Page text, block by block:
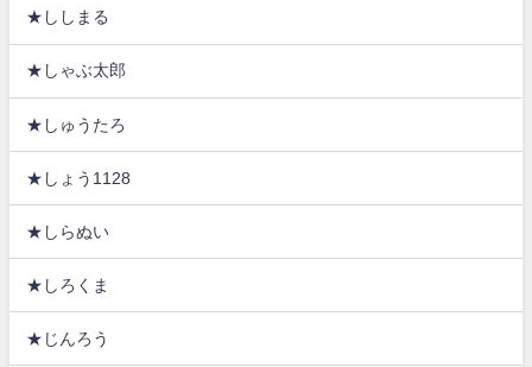
★ししまる
★しゃぶ太郎
★しゅうたろ
★しょう1128
★しらぬい
★しろくま
★じんろう